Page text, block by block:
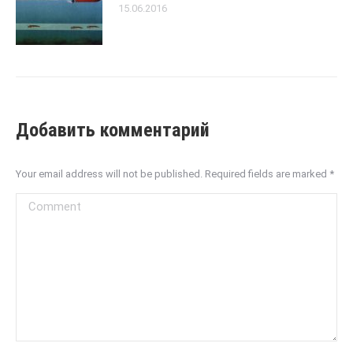
15.06.2016
Добавить комментарий
Your email address will not be published. Required fields are marked *
Comment